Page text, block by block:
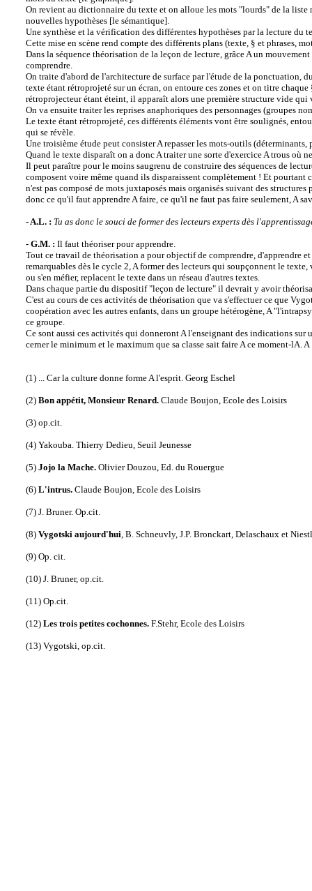
On revient au dictionnaire du texte et on alloue les mots "lourds" de la
nouvelles hypothèses [le sémantique].
Une synthèse et la vérification des différentes hypothèses par la lecture du
Cette mise en scène rend compte des différents plans (texte, § et phrases,
Dans la séquence théorisation de la leçon de lecture, grâce A un
comprendre.
On traite d'abord de l'architecture de surface par l'étude de la ponctuation,
texte étant rétroprojeté sur un écran, on entoure ces zones et on titre
rétroprojecteur étant éteint, il apparaît alors une première structure vide
On va ensuite traiter les reprises anaphoriques des personnages (groupes
Le texte étant rétroprojeté, ces différents éléments vont être soulignés,
qui se révèle.
Une troisième étude peut consister A repasser les mots-outils
Quand le texte disparaît on a donc A traiter une sorte d'exercice A trous où
Il peut paraître pour le moins saugrenu de construire des séquences de
composent voire même quand ils disparaissent complètement ! Et pourtant
n'est pas composé de mots juxtaposés mais organisés suivant des
donc ce qu'il faut apprendre A faire, ce qu'il ne faut pas faire seulement, A
- A.L. : Tu as donc le souci de former des lecteurs experts dès
- G.M. : Il faut théoriser pour apprendre.
Tout ce travail de théorisation a pour objectif de comprendre, d'apprendre
remarquables dès le cycle 2, A former des lecteurs qui soupçonnent le
ou s'en méfier, replacent le texte dans un réseau d'autres textes.
Dans chaque partie du dispositif "leçon de lecture" il devrait y avoir
C'est au cours de ces activités de théorisation que va s'effectuer ce que
coopération avec les autres enfants, dans un groupe hétérogène, A
ce groupe.
Ce sont aussi ces activités qui donneront A l'enseignant des indications
cerner le minimum et le maximum que sa classe sait faire A ce moment-lA.A
(1) ... Car la culture donne forme A l'esprit. Georg Eschel
(2) Bon appétit, Monsieur Renard. Claude Boujon, Ecole des Loisirs
(3) op.cit.
(4) Yakouba. Thierry Dedieu, Seuil Jeunesse
(5) Jojo la Mache. Olivier Douzou, Ed. du Rouergue
(6) L'intrus. Claude Boujon, Ecole des Loisirs
(7) J. Bruner. Op.cit.
(8) Vygotski aujourd'hui, B. Schneuvly, J.P. Bronckart, Delaschaux et
(9) Op. cit.
(10) J. Bruner, op.cit.
(11) Op.cit.
(12) Les trois petites cochonnes. F.Stehr, Ecole des Loisirs
(13) Vygotski, op.cit.